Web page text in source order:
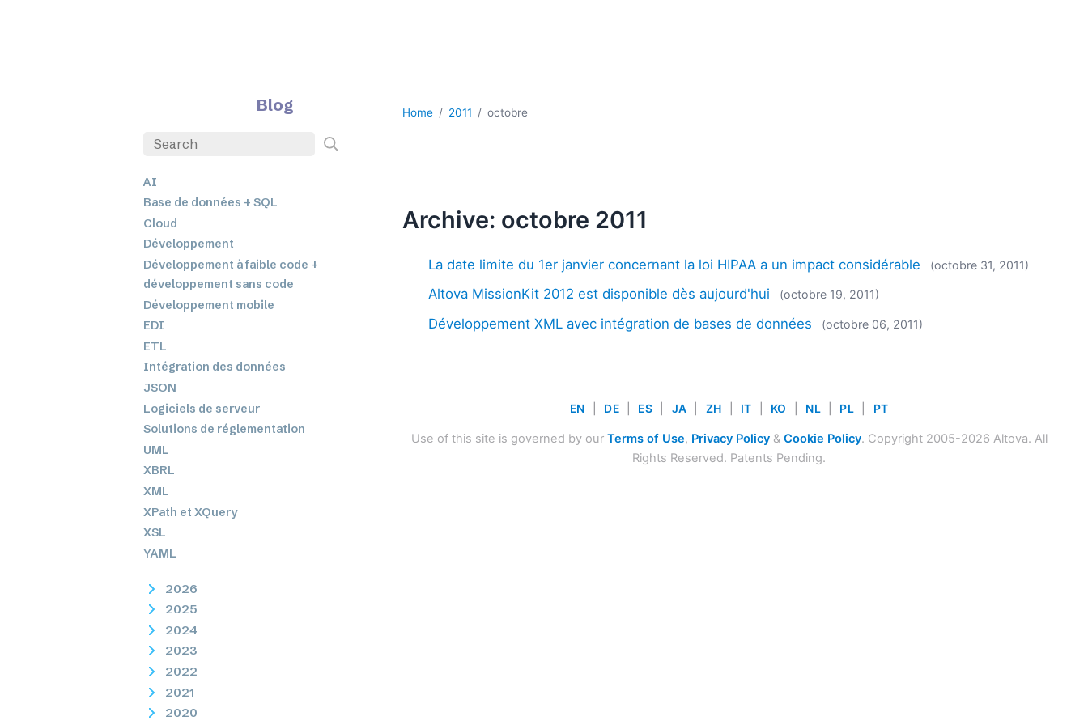
Blog
AI
Base de données + SQL
Cloud
Développement
Développement à faible code +
développement sans code
Développement mobile
EDI
ETL
Intégration des données
JSON
Logiciels de serveur
Solutions de réglementation
UML
XBRL
XML
XPath et XQuery
XSL
YAML
2026
2025
2024
2023
2022
2021
2020
Home 2011 octobre
Archive: octobre 2011
La date limite du 1er janvier concernant la loi HIPAA a un impact considérable (octobre 31, 2011)
Altova MissionKit 2012 est disponible dès aujourd'hui (octobre 19, 2011)
Développement XML avec intégration de bases de données (octobre 06, 2011)
EN DE ES JA ZH IT KO NL PL PT
Use of this site is governed by our Terms of Use, Privacy Policy& Cookie Policy. Copyright 2005-2026 Altova. All
Rights Reserved. Patents Pending.